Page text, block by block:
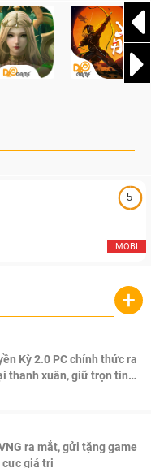
5
MOBI
+
Kỳ 2.0 PC chính thức ra
thanh xuân, giữ trọn tinh
ra mắt, gửi tặng game
cực giá trị